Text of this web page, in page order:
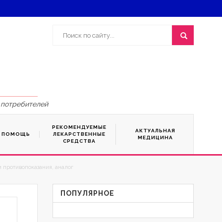
ПОМОЩЬ
РЕКОМЕНДУЕМЫЕ
ЛЕКАРСТВЕННЫЕ
СРЕДСТВА
АКТУАЛЬНАЯ
МЕДИЦИНА
аналог
ПОПУЛЯРНОЕ